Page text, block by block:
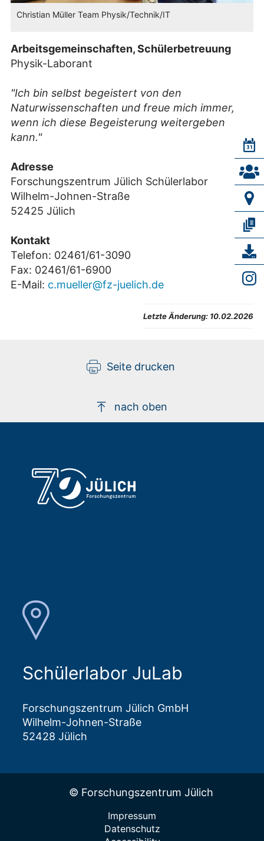
Christian Müller Team Physik/Technik/IT
Arbeitsgemeinschaften, Schülerbetreuung
Physik-Laborant
"Ich bin selbst begeistert von den
Naturwissenschaften und freue mich immer,
wenn ich diese Begeisterung weitergeben
kann."
Adresse
Forschungszentrum Jülich Schülerlabor
Wilhelm-Johnen-Straße
52425 Jülich
Kontakt
Telefon: 02461/61-3090
Fax: 02461/61-6900
E-Mail: c.mueller@fz-juelich.de
Letzte Änderung: 10.02.2026
Seite drucken
nach oben
Schülerlabor JuLab
Forschungszentrum Jülich GmbH
Wilhelm-Johnen-Straße
52428 Jülich
© Forschungszentrum Jülich
Impressum
Datenschutz